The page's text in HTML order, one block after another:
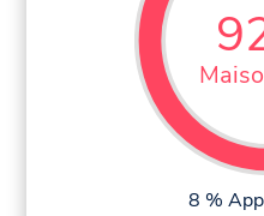
8 %